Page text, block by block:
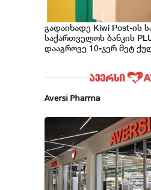
გადაიხადე Kiwi Post-ის
საქართველოს ბანკის
დააგროვე 10-ჯერ მეტ
Aversi Pharma